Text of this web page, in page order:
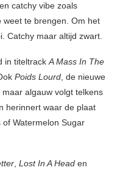
catchy vibe zoals
weet te brengen. Om het
Catchy maar altijd zwart.
in titeltrackA Mass In The
Poids Lourd, de nieuwe
algauw volgt telkens
herinnert waar de plaat
Watermelon Sugar
, Lost In A Head en